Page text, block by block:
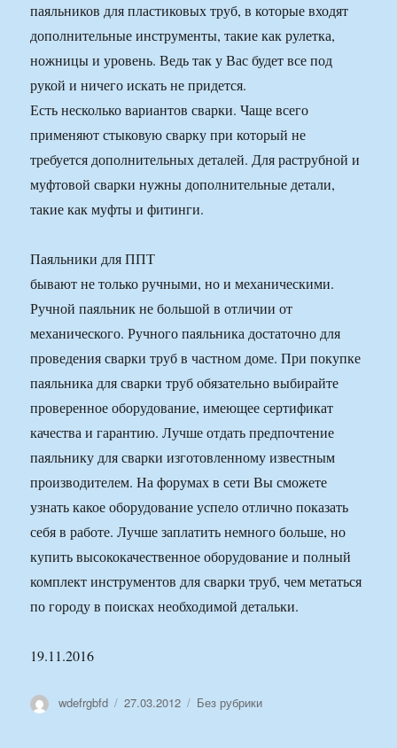
паяльников для пластиковых труб, в которые входят
дополнительные инструменты, такие как рулетка,
ножницы и уровень. Ведь так у Вас будет все под
рукой и ничего искать не придется.
Есть несколько вариантов сварки. Чаще всего
применяют стыковую сварку при который не
требуется дополнительных деталей. Для раструбной и
муфтовой сварки нужны дополнительные детали,
такие как муфты и фитинги.
Паяльники для ППТ
бывают не только ручными, но и механическими.
Ручной паяльник не большой в отличии от
механического. Ручного паяльника достаточно для
проведения сварки труб в частном доме. При покупке
паяльника для сварки труб обязательно выбирайте
проверенное оборудование, имеющее сертификат
качества и гарантию. Лучше отдать предпочтение
паяльнику для сварки изготовленному известным
производителем. На форумах в сети Вы сможете
узнать какое оборудование успело отлично показать
себя в работе. Лучше заплатить немного больше, но
купить высококачественное оборудование и полный
комплект инструментов для сварки труб, чем метаться
по городу в поисках необходимой детальки.
19.11.2016
Автор
wdefrgbfd Опубликовано
27.03.2012 Рубрики
Без рубрики